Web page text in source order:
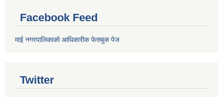
Facebook Feed
माई नगरपालिकाको आधिकारीक फेसबुक पेज
Twitter